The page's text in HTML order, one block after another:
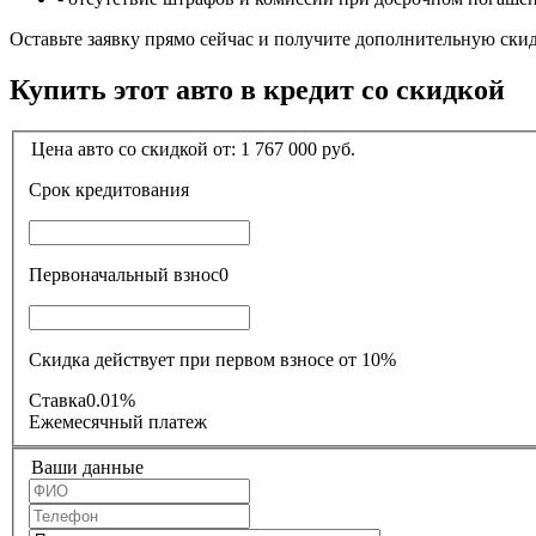
Оставьте заявку прямо сейчас и получите дополнительную
Купить этот авто в кредит со скидкой
Цена авто со скидкой от: 1 767 000 руб.
Срок кредитования
Первоначальный взнос0
Скидка действует при первом взносе от 10%
Ставка0.01%
Ежемесячный платеж
Ваши данные